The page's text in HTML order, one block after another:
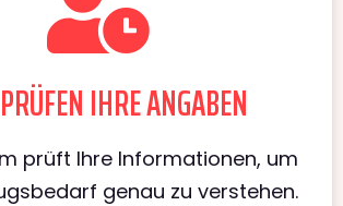
IHRE ANGABEN
prüft Ihre Informationen, um
genau zu verstehen.